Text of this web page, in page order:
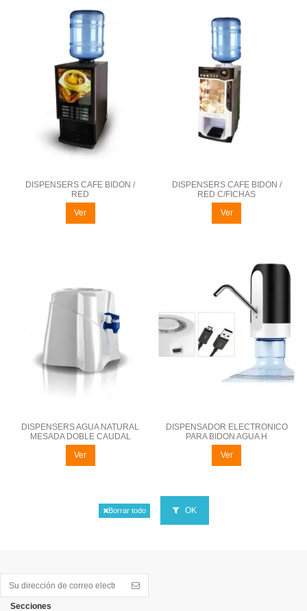
DISPENSERS CAFE BIDON /
RED
Ver
DISPENSERS CAFE BIDON /
RED C/FICHAS
Ver
DISPENSERS AGUA NATURAL
MESADA DOBLE CAUDAL
Ver
DISPENSADOR ELECTRONICO
PARA BIDON AGUA H
Ver
Borrar todo OK
Secciones